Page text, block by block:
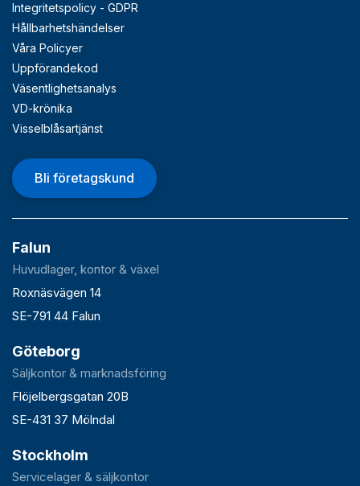
Integritetspolicy - GDPR
Hållbarhetshändelser
Våra Policyer
Uppförandekod
Väsentlighetsanalys
VD-krönika
Visselblåsartjänst
Bli företagskund
Falun
Huvudlager, kontor & växel
Roxnäsvägen 14
SE-791 44 Falun
Göteborg
Säljkontor & marknadsföring
Flöjelbergsgatan 20B
SE-431 37 Mölndal
Stockholm
Servicelager & säljkontor